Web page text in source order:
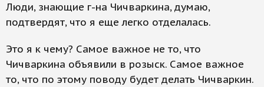
Люди, знающие г-на Чичваркина, думаю,
подтвердят, что я еще легко отделалась.
Это я к чему? Самое важное не то, что
Чичваркина объявили в розыск. Самое важное
то, что по этому поводу будет делать Чичваркин.